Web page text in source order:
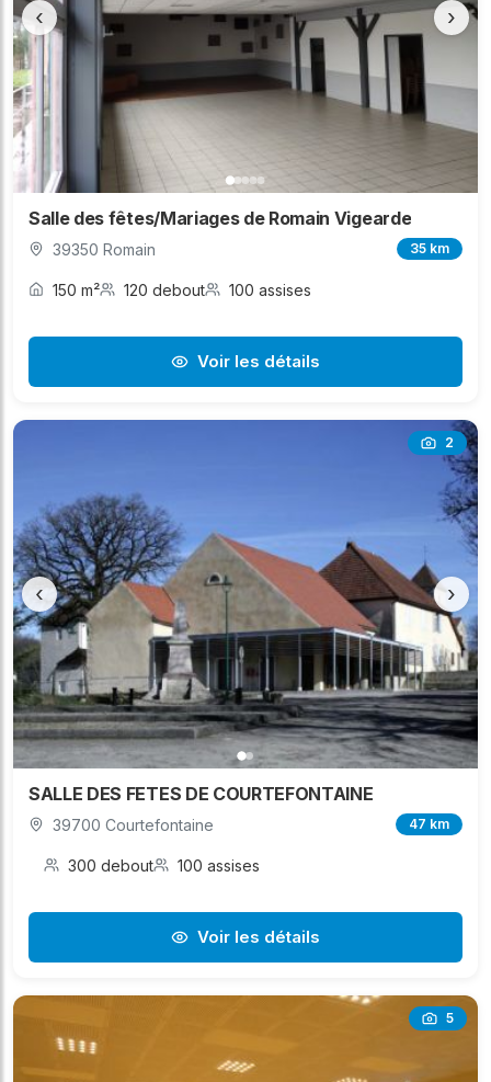
‹ ›
Salle des fêtes/Mariages de Romain Vigearde
39350 Romain 35 km
150 m² 120 debout 100 assises
Voir les détails
2
‹ ›
SALLE DES FETES DE COURTEFONTAINE
39700 Courtefontaine 47 km
300 debout 100 assises
Voir les détails
5